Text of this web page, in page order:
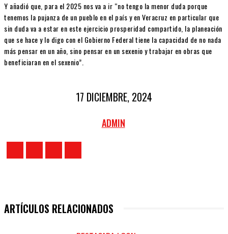
Y añadió que, para el 2025 nos va a ir “no tengo la menor duda porque
tenemos la pujanza de un pueblo en el país y en Veracruz en particular que
sin duda va a estar en este ejercicio prosperidad compartido, la planeación
que se hace y lo digo con el Gobierno Federal tiene la capacidad de no nada
más pensar en un año, sino pensar en un sexenio y trabajar en obras que
beneficiaran en el sexenio”.
17 DICIEMBRE, 2024
ADMIN
ARTÍCULOS RELACIONADOS